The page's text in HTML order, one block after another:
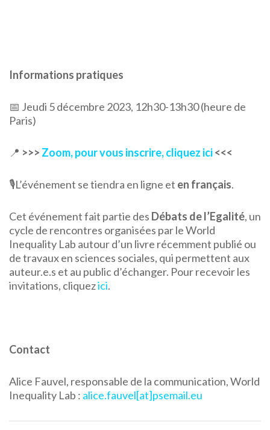
Informations pratiques
📅 Jeudi 5 décembre 2023, 12h30-13h30 (heure de
Paris)
📍 >>> Zoom, pour vous inscrire, cliquez ici<<<
🎙️L’événement se tiendra en ligne et en français.
Cet événement fait partie des Débats de l’Egalité, un
cycle de rencontres organisées par le World
Inequality Lab autour d’un livre récemment publié ou
de travaux en sciences sociales, qui permettent aux
auteur.e.s et au public d’échanger. Pour recevoir les
invitations, cliquezici.
Contact
Alice Fauvel, responsable de la communication, World
Inequality Lab : alice.fauvel[at]psemail.eu